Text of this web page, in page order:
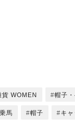
WOMEN 帽子
乗馬 帽子 キ